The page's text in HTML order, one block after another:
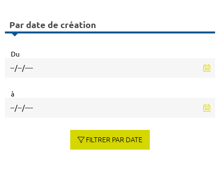
Par date de création
Du
à
FILTRER PAR DATE